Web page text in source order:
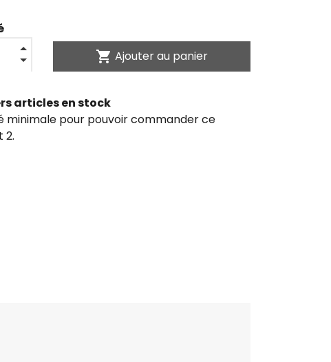
shopping_cart Ajouter au panier
articles en stock
minimale pour pouvoir commander ce
2.